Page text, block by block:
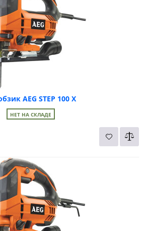
AEG STEP 100 X
НЕТ НА СКЛАДЕ